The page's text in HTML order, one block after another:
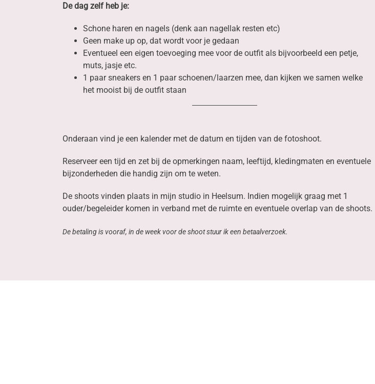
De dag zelf heb je:
Schone haren en nagels (denk aan nagellak resten etc)
Geen make up op, dat wordt voor je gedaan
Eventueel een eigen toevoeging mee voor de outfit als bijvoorbeeld een petje,
muts, jasje etc.
1 paar sneakers en 1 paar schoenen/laarzen mee, dan kijken we samen welke
het mooist bij de outfit staan
Onderaan vind je een kalender met de datum en tijden van de fotoshoot.
Reserveer een tijd en zet bij de opmerkingen naam, leeftijd, kledingmaten en eventuele
bijzonderheden die handig zijn om te weten.
De shoots vinden plaats in mijn studio in Heelsum. Indien mogelijk graag met 1
ouder/begeleider komen in verband met de ruimte en eventuele overlap van de shoots.
De betaling is vooraf, in de week voor de shoot stuur ik een betaalverzoek.